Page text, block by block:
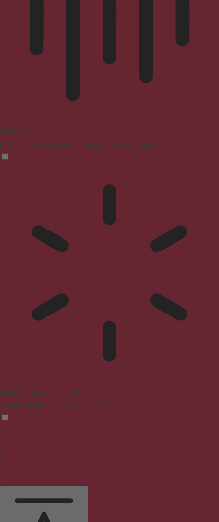
Mode aveugle
Réduit les distractions, améliore la concentration
Mode sûr pour l'épilepsie
Assombrit les couleurs et arrête le clignotement
Contenu